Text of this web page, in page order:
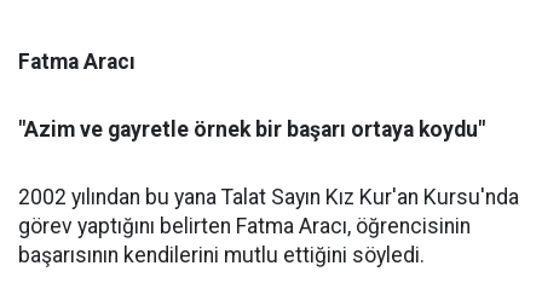
Fatma Aracı
"Azim ve gayretle örnek bir başarı ortaya koydu"
2002 yılından bu yana Talat Sayın Kız Kur'an Kursu'nda
görev yaptığını belirten Fatma Aracı, öğrencisinin
başarısının kendilerini mutlu ettiğini söyledi.